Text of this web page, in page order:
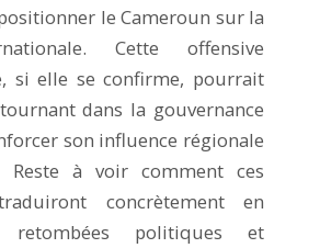
le Cameroun sur la
Cette offensive
si elle se confirme, pourrait
dans la gouvernance
son influence régionale
Reste à voir comment ces
concrètement en
politiques et